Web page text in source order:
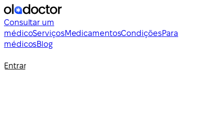
Consultar um
médicoServiçosMedicamentosCondiçõesPara
médicosBlog
Entrar